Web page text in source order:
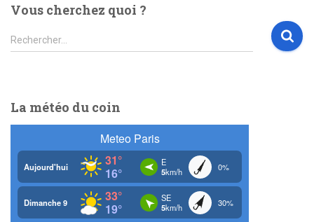
Vous cherchez quoi ?
R
e
r
c
Rechercher…
La météo du coin